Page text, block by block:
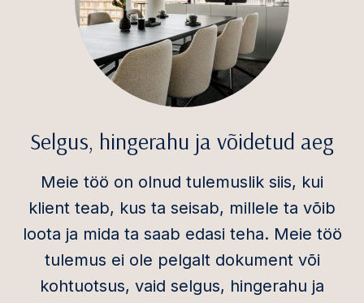
Selgus, hingerahu ja võidetud aeg
Meie töö on olnud tulemuslik siis, kui
klient teab, kus ta seisab, millele ta võib
loota ja mida ta saab edasi teha. Meie töö
tulemus ei ole pelgalt dokument või
kohtuotsus, vaid selgus, hingerahu ja